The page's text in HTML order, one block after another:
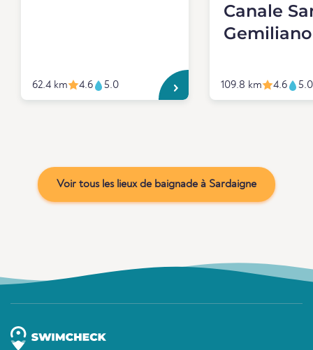
62.4 km 4.6 5.0
Canale
Gemiliano
109.8 km 4.6 5.0
Voir tous les lieux de baignade à Sardaigne